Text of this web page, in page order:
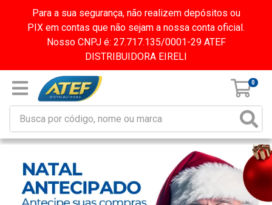
Para a sua segurança, não realizem depósitos ou
PIX em contas que não sejam a nossa conta oficial.
Nosso CNPJ é: 27.717.135/0001-29 ATEF
DISTRIBUIDORA EIRELI
0